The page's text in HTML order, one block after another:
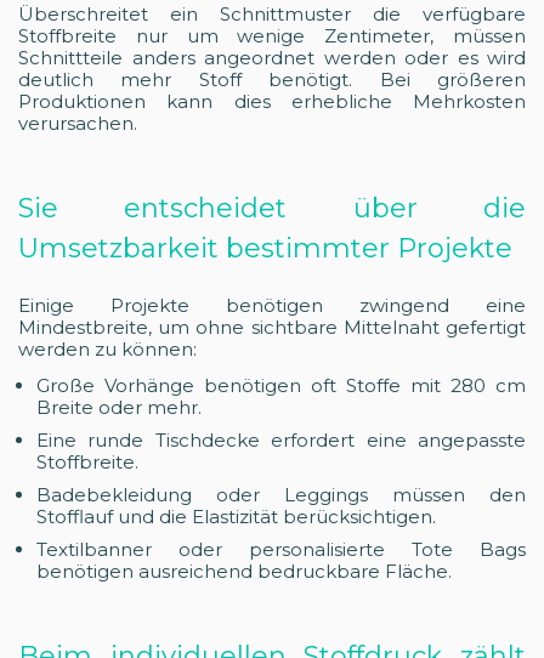
Überschreitet ein Schnittmuster die verfügbare
Stoffbreite nur um wenige Zentimeter, müssen
Schnittteile anders angeordnet werden oder es wird
deutlich mehr Stoff benötigt. Bei größeren
Produktionen kann dies erhebliche Mehrkosten
verursachen.
Sie entscheidet über die
Umsetzbarkeit bestimmter Projekte
Einige Projekte benötigen zwingend eine
Mindestbreite, um ohne sichtbare Mittelnaht gefertigt
werden zu können:
Große Vorhänge benötigen oft Stoffe mit 280 cm
Breite oder mehr.
Eine runde Tischdecke erfordert eine angepasste
Stoffbreite.
Badebekleidung oder Leggings müssen den
Stofflauf und die Elastizität berücksichtigen.
Textilbanner oder personalisierte Tote Bags
benötigen ausreichend bedruckbare Fläche.